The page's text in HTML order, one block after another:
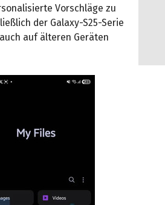
Vorschläge zu
der Galaxy-S25-Serie
auf älteren Geräten